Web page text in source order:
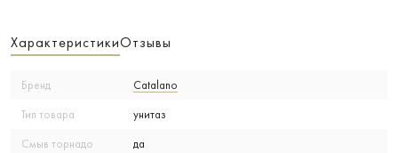
ХарактеристикиОтзывы
Бренд Catalano
Тип товара унитаз
Смыв торнадо да